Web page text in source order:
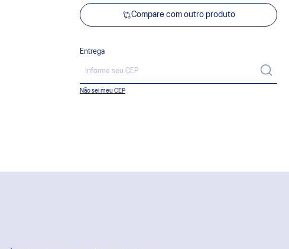
Compare com outro produto
Entrega
Não sei meu CEP